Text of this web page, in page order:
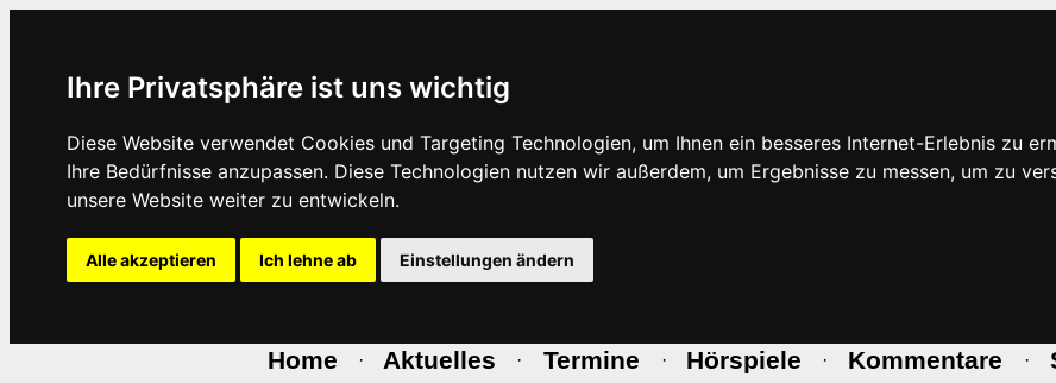
Ihre Privatsphäre ist uns wichtig
Diese Website verwendet Cookies und Targeting Technologien, um Ihnen ein besseres Internet-Erlebnis zu
Ihre Bedürfnisse anzupassen. Diese Technologien nutzen wir außerdem, um Ergebnisse zu messen, um zu
unsere Website weiter zu entwickeln.
Alle akzeptieren Ich lehne ab Einstellungen ändern
Home · Aktuelles · Termine · Hörspiele · Kommentare ·